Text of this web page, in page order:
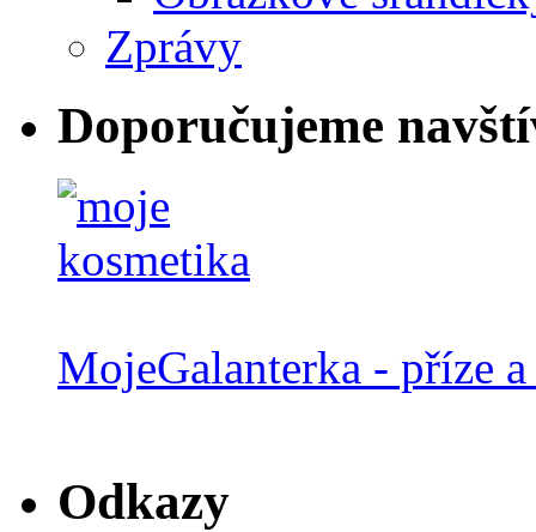
Zprávy
Doporučujeme
MojeGalanterka - příze
Odkazy